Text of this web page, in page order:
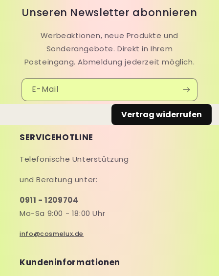
Unseren Newsletter abonnieren
Werbeaktionen, neue Produkte und
Sonderangebote. Direkt in Ihrem
Posteingang. Abmeldung jederzeit möglich.
E-Mail
Vertrag widerrufen
SERVICEHOTLINE
Telefonische Unterstützung
und Beratung unter:
0911 - 1209704
Mo-Sa 9:00 - 18:00 Uhr
info@cosmelux.de
Kundeninformationen